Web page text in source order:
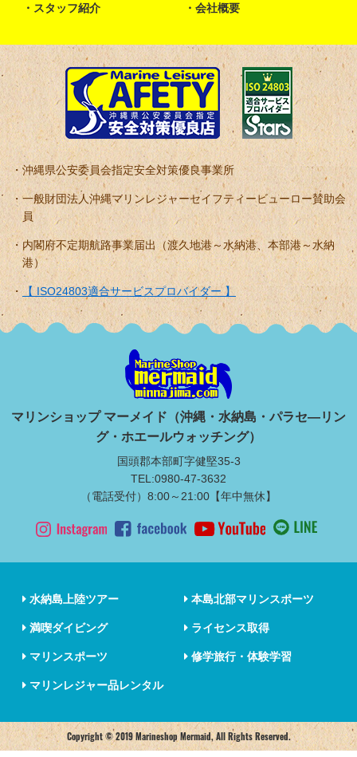
スタッフ紹介 会社概要
沖縄県公安委員会指定安全対策優良事業所
一般財団法人沖縄マリンレジャーセイフティービューロー賛助会
員
内閣府不定期航路事業届出（渡久地港～水納港、本部港～水納
港）
【 ISO24803適合サービスプロバイダー 】
マリンショップ マーメイド（沖縄・水納島・パラセ―リン
グ・ホエールウォッチング）
国頭郡本部町字健堅35-3
TEL:0980-47-3632
（電話受付）8:00～21:00【年中無休】
水納島上陸ツアー 本島北部マリンスポーツ
満喫ダイビング ライセンス取得
マリンスポーツ 修学旅行・体験学習
マリンレジャー品レンタル
Copyright © 2019 Marineshop Mermaid, All Rights Reserved.